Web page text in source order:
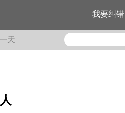
我要纠错
天